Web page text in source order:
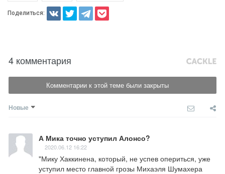
Поделиться:
4 комментария
Комментарии к этой теме были закрыты
Новые
А Мика точно уступил Алонсо?
2020.06.12 16:22
"Мику Хаккинена, который, не успев опериться, уже
уступил место главной грозы Михаэля Шумахера